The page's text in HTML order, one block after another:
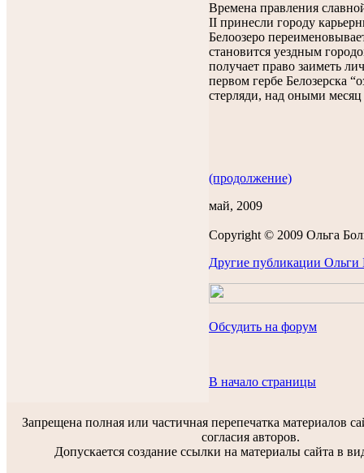
Времена правления
II принесли городу
Белоозеро
становится уездным
получает право заиметь
первом гербе Белозерска
стерляди, над оными месяц
(продолжение)
май, 2009
Copyright © 2009 Ольга
Другие публикации Ольги
Обсудить на форум
В начало страницы
Запрещена полная или частичная перепечатка материалов
согласия авторов.
Допускается создание ссылки на материалы сайта в